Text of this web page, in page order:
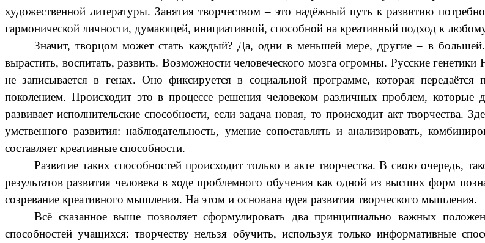
художественной литературы. Занятия творчеством – это надёжный путь к развитию
гармонической личности, думающей, инициативной, способной на креативный подход к
Значит, творцом может стать каждый? Да, одни в меньшей мере, другие – в
вырастить, воспитать, развить. Возможности человеческого мозга огромны. Русские
не записывается в генах. Оно фиксируется в социальной программе, которая
поколением. Происходит это в процессе решения человеком различных проблем, которые
развивает исполнительские способности, если задача новая, то происходит акт
умственного развития: наблюдательность, умение сопоставлять и анализировать,
составляет креативные способности.
Развитие таких способностей происходит только в акте творчества. В свою очередь,
результатов развития человека в ходе проблемного обучения как одной из высших форм
созревание креативного мышления. На этом и основана идея развития творческого мышления.
Всё сказанное выше позволяет сформулировать два принципиально важных
способностей учащихся: творчеству нельзя обучить, используя только информативные